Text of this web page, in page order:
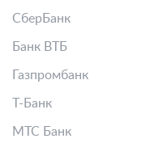
СберБанк
Банк ВТБ
Газпромбанк
Т-Банк
МТС Банк